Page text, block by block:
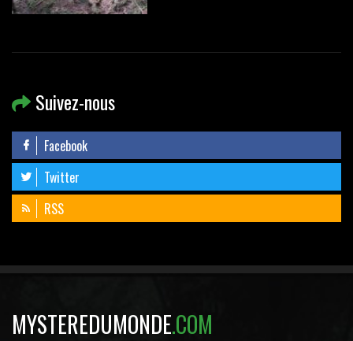
Suivez-nous
Facebook
Twitter
RSS
MYSTEREDUMONDE.COM